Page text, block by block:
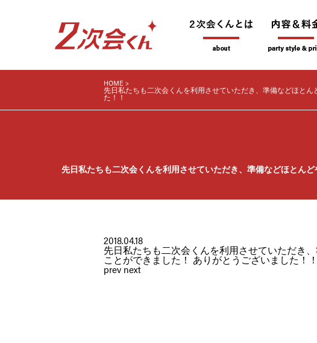
HOME
先日私たちも二次会くんを利用させていただき、準備などほと
た！！
先日私たちも二次会くんを利用させていただき、準備などほとん
2018.04.18
先日私たちも二次会くんを利用させていただき
ことができました！ ありがとうございました！！
prevnext